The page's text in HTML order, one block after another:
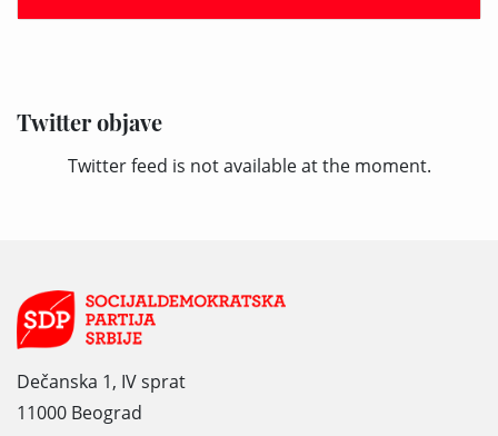
Twitter objave
Twitter feed is not available at the moment.
Dečanska 1, IV sprat
11000 Beograd